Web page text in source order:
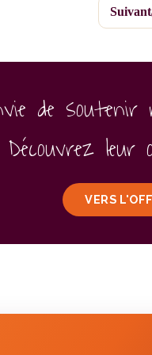
Suivant
de soutenir
Découvrez
VERS